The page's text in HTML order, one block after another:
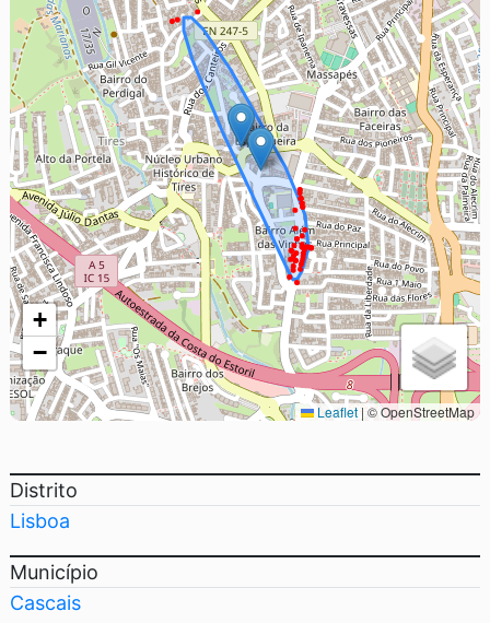
+
−
Leaflet | © OpenStreetMap
Distrito
Lisboa
Município
Cascais